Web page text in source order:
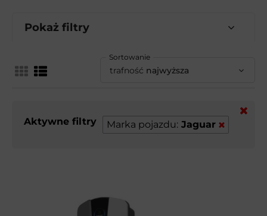
Pokaż filtry
Sortowanie
trafność najwyższa
Aktywne filtry Marka pojazdu: Jaguar